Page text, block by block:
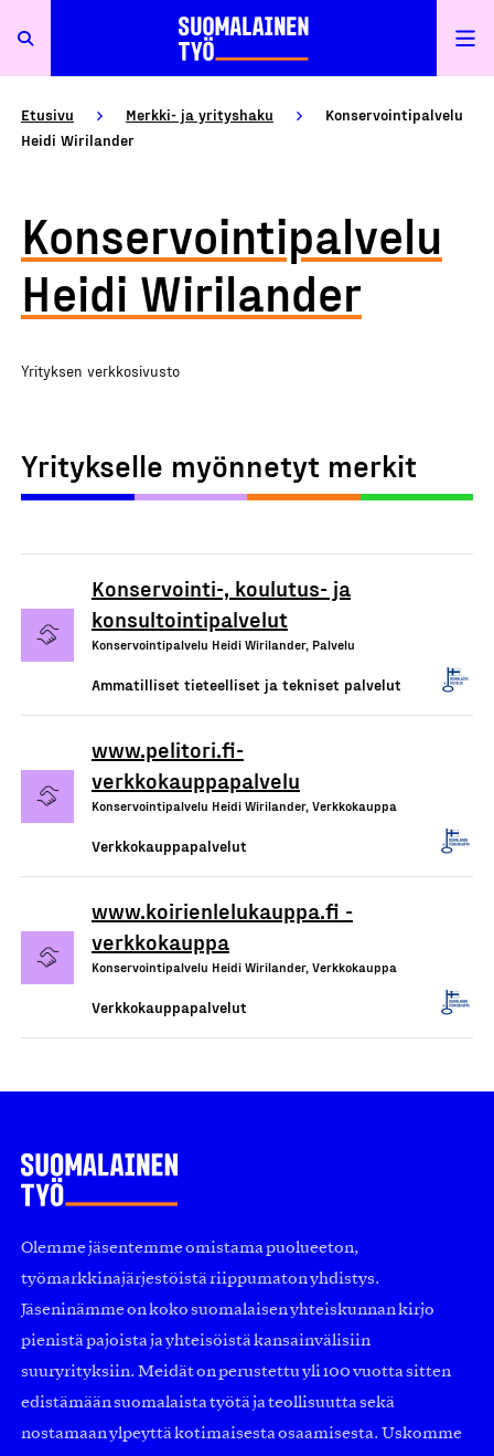
Etusivu Merkki- ja yrityshaku
Konservointipalvelu
Heidi Wirilander
Konservointipalvelu
Heidi Wirilander
Yrityksen verkkosivusto
Yritykselle myönnetyt merkit
Konservointi-, koulutus- ja
konsultointipalvelut
Konservointipalvelu Heidi Wirilander, Palvelu
Ammatilliset tieteelliset ja tekniset palvelut
www.pelitori.fi-
verkkokauppapalvelu
Konservointipalvelu Heidi Wirilander, Verkkokauppa
Verkkokauppapalvelut
www.koirienlelukauppa.fi -
verkkokauppa
Konservointipalvelu Heidi Wirilander, Verkkokauppa
Verkkokauppapalvelut
Olemme jäsentemme omistama puolueeton,
työmarkkinajärjestöistä riippumaton yhdistys.
Jäseninämme on koko suomalaisen yhteiskunnan kirjo
pienistä pajoista ja yhteisöistä kansainvälisiin
suuryrityksiin. Meidät on perustettu yli 100 vuotta sitten
edistämään suomalaista työtä ja teollisuutta sekä
nostamaan ylpeyttä kotimaisesta osaamisesta. Uskomme